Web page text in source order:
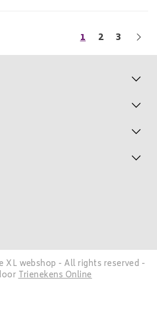
1 2 3
XL webshop - All rights reserved -
Trienekens Online